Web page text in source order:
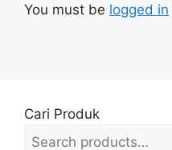
You must be logged in
Cari Produk